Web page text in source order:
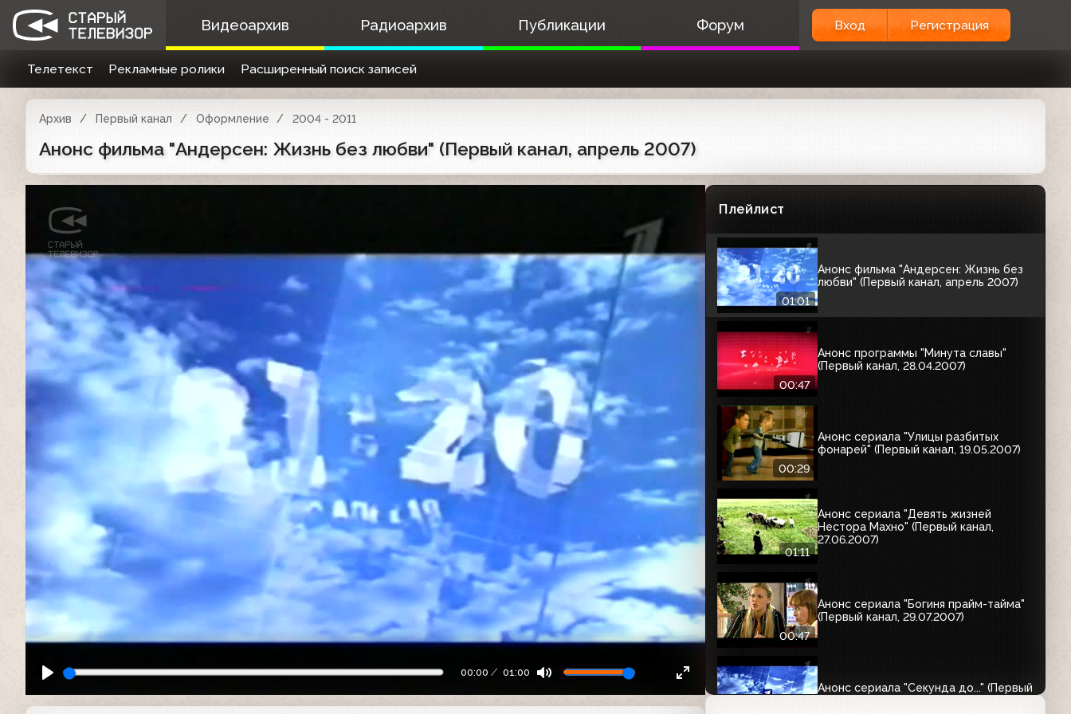
Видеоархив Радиоархив Публикации Форум Вход Регистрация
Телетекст Рекламные ролики Расширенный поиск записей
Архив Первый канал Оформление 2004 - 2011
Анонс фильма "Андерсен: Жизнь без любви" (Первый канал, апрель 2007)
00:00 01:00
Плейлист
00:46
Анонс (Первый канал, декабрь 2006)
Шоу «Две звезды»
Анонс фильма "Красотка" (Первый
00:51
Анонс программы "Цирк со звёздами"
01:01
Анонс фильма "Андерсен: Жизнь без
любви" (Первый канал, апрель 2007)
00:47
Анонс программы "Минута славы"
(Первый канал, 28.04.2007)
00:29
Анонс сериала "Улицы разбитых
фонарей" (Первый канал, 19.05.2007)
01:11
Анонс сериала "Девять жизней
Нестора Махно" (Первый канал,
27.06.2007)
00:47
Анонс сериала "Богиня прайм-тайма"
(Первый канал, 29.07.2007)
Анонс сериала "Секунда до..." (Первый